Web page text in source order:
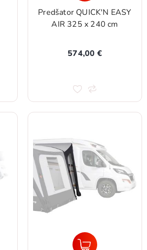
Predšator QUICK'N EASY
AIR 325 x 240 cm
574,00 €